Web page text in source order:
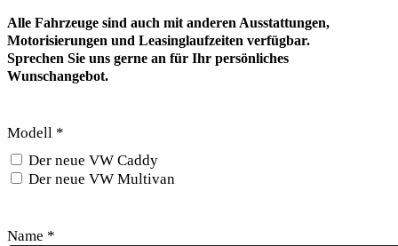
Alle Fahrzeuge sind auch mit anderen Ausstattungen,
Motorisierungen und Leasinglaufzeiten verfügbar.
Sprechen Sie uns gerne an für Ihr persönliches
Wunschangebot.
Modell *
Der neue VW Caddy
Der neue VW Multivan
Name *